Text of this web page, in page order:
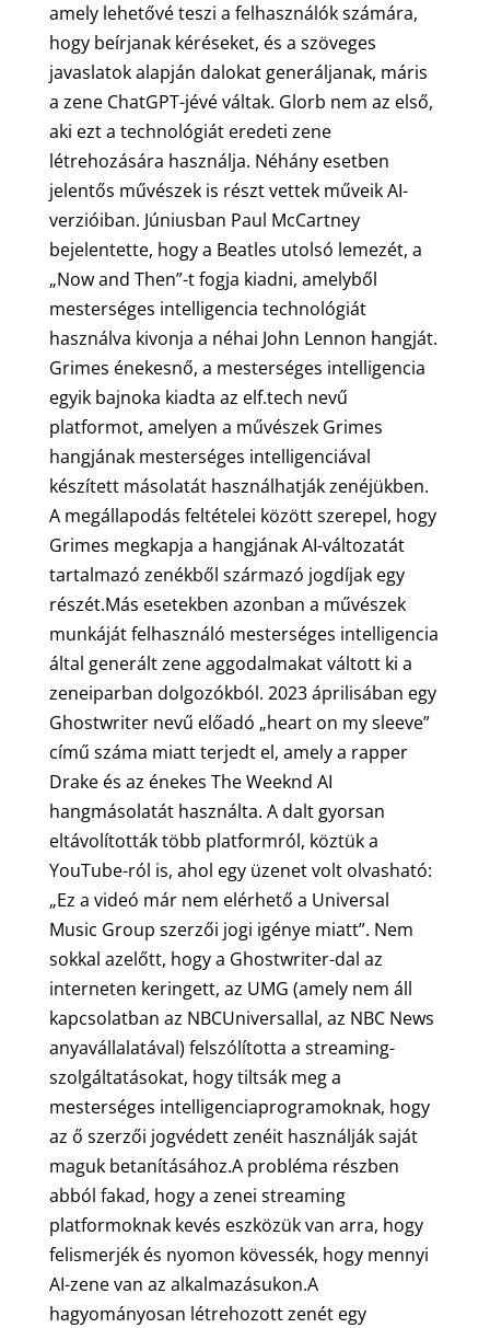
amely lehetővé teszi a felhasználók számára,
hogy beírjanak kéréseket, és a szöveges
javaslatok alapján dalokat generáljanak, máris
a zene ChatGPT-jévé váltak. Glorb nem az első,
aki ezt a technológiát eredeti zene
létrehozására használja. Néhány esetben
jelentős művészek is részt vettek műveik AI-
verzióiban. Júniusban Paul McCartney
bejelentette, hogy a Beatles utolsó lemezét, a
„Now and Then”-t fogja kiadni, amelyből
mesterséges intelligencia technológiát
használva kivonja a néhai John Lennon hangját.
Grimes énekesnő, a mesterséges intelligencia
egyik bajnoka kiadta az elf.tech nevű
platformot, amelyen a művészek Grimes
hangjának mesterséges intelligenciával
készített másolatát használhatják zenéjükben.
A megállapodás feltételei között szerepel, hogy
Grimes megkapja a hangjának AI-változatát
tartalmazó zenékből származó jogdíjak egy
részét.Más esetekben azonban a művészek
munkáját felhasználó mesterséges intelligencia
által generált zene aggodalmakat váltott ki a
zeneiparban dolgozókból. 2023 áprilisában egy
Ghostwriter nevű előadó „heart on my sleeve”
című száma miatt terjedt el, amely a rapper
Drake és az énekes The Weeknd AI
hangmásolatát használta. A dalt gyorsan
eltávolították több platformról, köztük a
YouTube-ról is, ahol egy üzenet volt olvasható:
„Ez a videó már nem elérhető a Universal
Music Group szerzői jogi igénye miatt”. Nem
sokkal azelőtt, hogy a Ghostwriter-dal az
interneten keringett, az UMG (amely nem áll
kapcsolatban az NBCUniversallal, az NBC News
anyavállalatával) felszólította a streaming-
szolgáltatásokat, hogy tiltsák meg a
mesterséges intelligenciaprogramoknak, hogy
az ő szerzői jogvédett zenéit használják saját
maguk betanításához.A probléma részben
abból fakad, hogy a zenei streaming
platformoknak kevés eszközük van arra, hogy
felismerjék és nyomon kövessék, hogy mennyi
AI-zene van az alkalmazásukon.A
hagyományosan létrehozott zenét egy